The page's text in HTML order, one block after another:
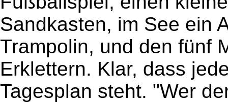
Sandkasten, im See ein
Trampolin, und den fünf
Erklettern. Klar, dass
Tagesplan steht. "Wer